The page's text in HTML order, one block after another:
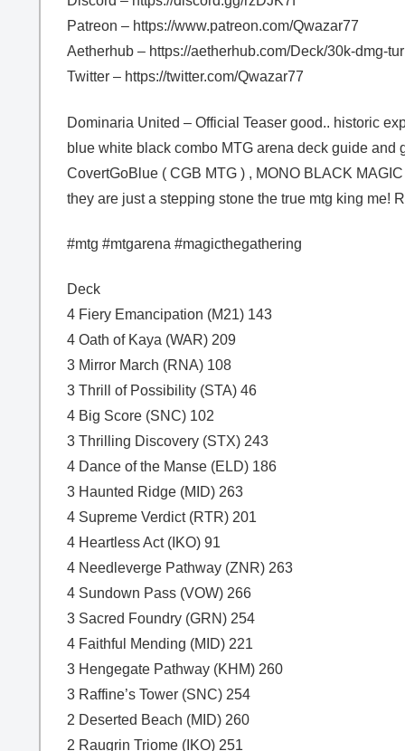
Patreon – https://www.patreon.com/Qwazar77
Aetherhub – https://aetherhub.com/Deck/30k-dmg-
Twitter – https://twitter.com/Qwazar77
Dominaria United – Official Teaser good.. historic
blue white black combo MTG arena deck guide
CovertGoBlue ( CGB MTG ) , MONO BLACK
they are just a stepping stone the true mtg king me!
#mtg #mtgarena #magicthegathering
Deck
4 Fiery Emancipation (M21) 143
4 Oath of Kaya (WAR) 209
3 Mirror March (RNA) 108
3 Thrill of Possibility (STA) 46
4 Big Score (SNC) 102
3 Thrilling Discovery (STX) 243
4 Dance of the Manse (ELD) 186
3 Haunted Ridge (MID) 263
4 Supreme Verdict (RTR) 201
4 Heartless Act (IKO) 91
4 Needleverge Pathway (ZNR) 263
4 Sundown Pass (VOW) 266
3 Sacred Foundry (GRN) 254
4 Faithful Mending (MID) 221
3 Hengegate Pathway (KHM) 260
3 Raffine’s Tower (SNC) 254
2 Deserted Beach (MID) 260
2 Raugrin Triome (IKO) 251